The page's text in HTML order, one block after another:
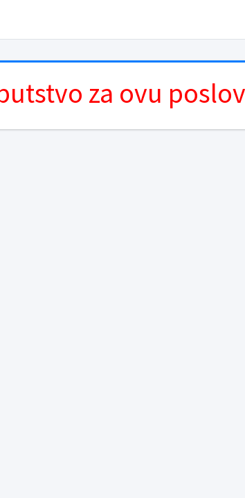
za ovu